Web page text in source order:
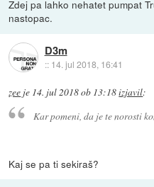
Zdej pa lahko nehatet pumpat
nastopac.
D3m
:: 14. jul 2018, 16:41
zee je 14. jul 2018 ob 13:18izjavil:
Kar pomeni, da je te norosti
Kaj se pa ti sekiraš?